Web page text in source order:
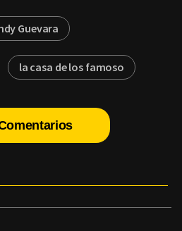
Guevara
la casa de los famoso